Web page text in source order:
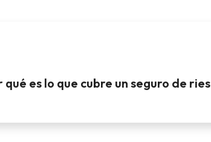
es lo que cubre un seguro de